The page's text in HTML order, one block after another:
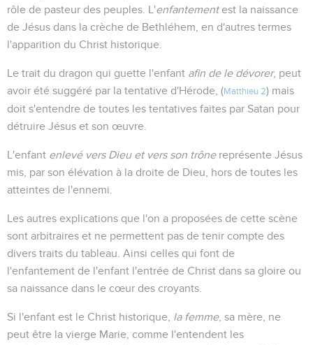
rôle de pasteur des peuples. L'enfantementest la naissance
de Jésus dans la crèche de Bethléhem, en d'autres termes
l'apparition du Christ historique.
Le trait du dragon qui guette l'enfant afin de le dévorer, peut
avoir été suggéré par la tentative d'Hérode, (Matthieu 2) mais
doit s'entendre de toutes les tentatives faites par Satan pour
détruire Jésus et son œuvre.
L'enfant enlevé vers Dieu et vers son trônereprésente Jésus
mis, par son élévation à la droite de Dieu, hors de toutes les
atteintes de l'ennemi.
Les autres explications que l'on a proposées de cette scène
sont arbitraires et ne permettent pas de tenir compte des
divers traits du tableau. Ainsi celles qui font de
l'enfantement de l'enfant l'entrée de Christ dans sa gloire ou
sa naissance dans le cœur des croyants.
Si l'enfant est le Christ historique, la femme, sa mère, ne
peut être la vierge Marie, comme l'entendent les